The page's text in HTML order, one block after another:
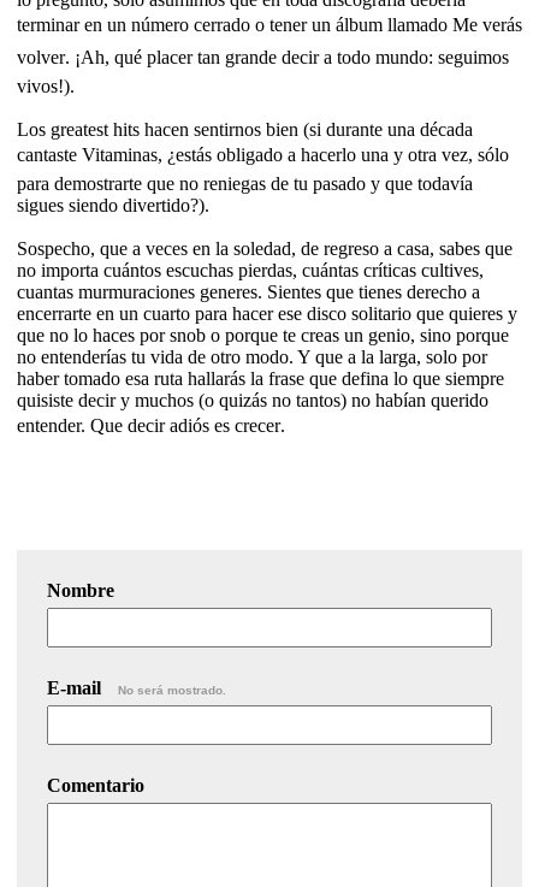
terminar en un número cerrado o tener un álbum llamado Me verás
volver. ¡Ah, qué placer tan grande decir a todo mundo: seguimos
vivos!).
Los greatest hits hacen sentirnos bien (si durante una década
cantaste Vitaminas, ¿estás obligado a hacerlo una y otra vez, sólo
para demostrarte que no reniegas de tu pasado y que todavía
sigues siendo divertido?).
Sospecho, que a veces en la soledad, de regreso a casa, sabes que
no importa cuántos escuchas pierdas, cuántas críticas cultives,
cuantas murmuraciones generes. Sientes que tienes derecho a
encerrarte en un cuarto para hacer ese disco solitario que quieres y
que no lo haces por snob o porque te creas un genio, sino porque
no entenderías tu vida de otro modo. Y que a la larga, solo por
haber tomado esa ruta hallarás la frase que defina lo que siempre
quisiste decir y muchos (o quizás no tantos) no habían querido
entender. Que decir adiós es crecer.
Nombre
E-mail No será mostrado.
Comentario